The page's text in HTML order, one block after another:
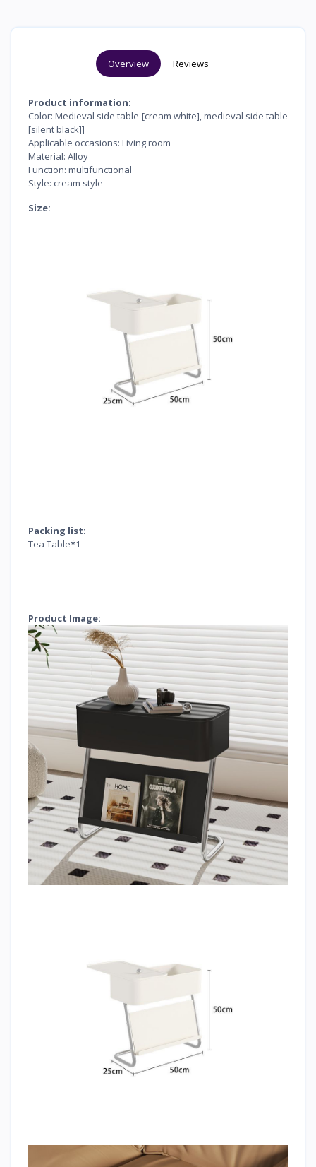
Overview Reviews
Product information:
Color: Medieval side table [cream white], medieval side table
[silent black]]
Applicable occasions: Living room
Material: Alloy
Function: multifunctional
Style: cream style
Size:
Packing list:
Tea Table*1
Product Image: